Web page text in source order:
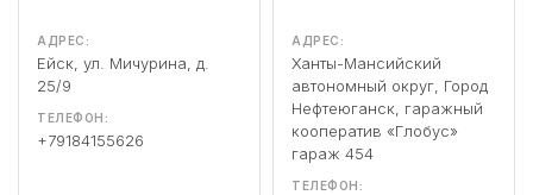
АДРЕС:
Ейск, ул. Мичурина, д.
25/9
ТЕЛЕФОН:
+79184155626
АДРЕС:
Ханты-Мансийский
автономный округ, Город
Нефтеюганск, гаражный
кооператив «Глобус»
гараж 454
ТЕЛЕФОН: